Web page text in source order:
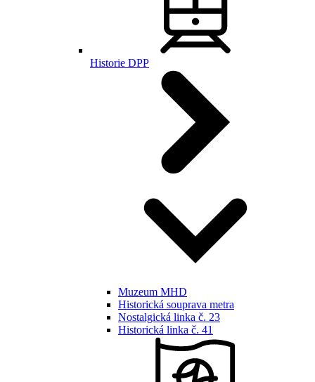
Historie DPP
Muzeum MHD
Historická souprava metra
Nostalgická linka č. 23
Historická linka č. 41